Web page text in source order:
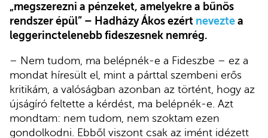
„megszerezni a pénzeket, amelyekre a bűnös
rendszer épül” – Hadházy Ákos ezért nevezte a
leggerinctelenebb fideszesnek nemrég.
– Nem tudom, ma belépnék-e a Fideszbe – ez a
mondat híresült el, mint a párttal szembeni erős
kritikám, a valóságban azonban az történt, hogy az
újságíró feltette a kérdést, ma belépnék-e. Azt
mondtam: nem tudom, nem szoktam ezen
gondolkodni. Ebből viszont csak az imént idézett